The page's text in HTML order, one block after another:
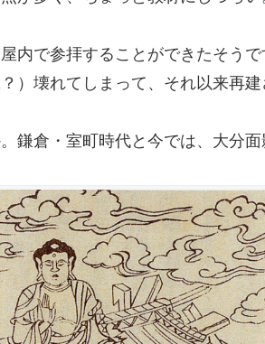
内で参拝することができたそう
壊れてしまって、それ以来再建
鎌倉・室町時代と今では、大分面